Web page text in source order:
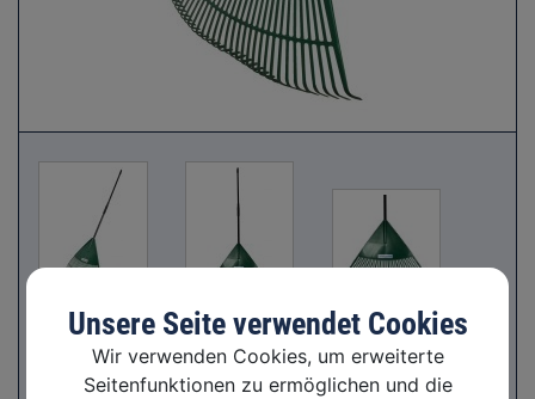
Unsere Seite verwendet Cookies
Wir verwenden Cookies, um erweiterte
Seitenfunktionen zu ermöglichen und die